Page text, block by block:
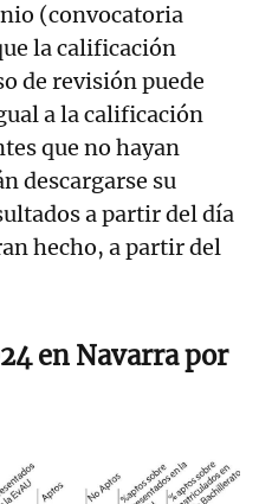
(convocatoria
la calificación
de revisión puede
a la calificación
que no hayan
descargarse su
a partir del día
hecho, a partir del
en Navarra por